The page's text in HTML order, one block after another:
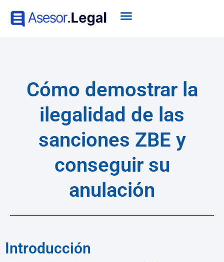
Cómo demostrar la
ilegalidad de las
sanciones ZBE y
conseguir su
anulación
Introducción